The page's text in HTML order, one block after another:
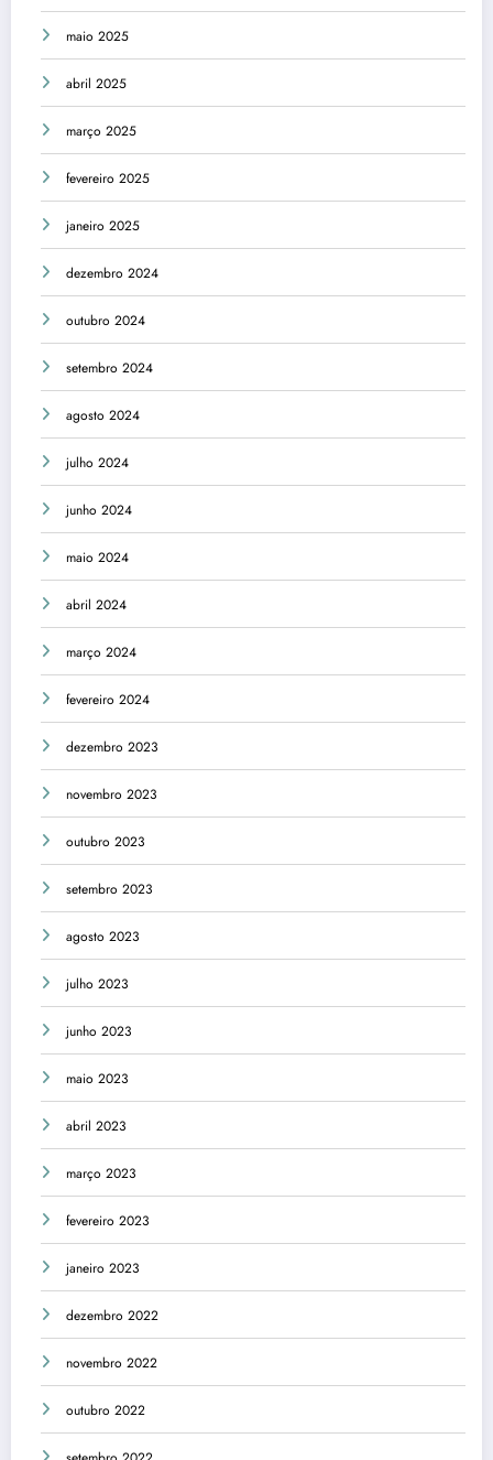
maio 2025
abril 2025
março 2025
fevereiro 2025
janeiro 2025
dezembro 2024
outubro 2024
setembro 2024
agosto 2024
julho 2024
junho 2024
maio 2024
abril 2024
março 2024
fevereiro 2024
dezembro 2023
novembro 2023
outubro 2023
setembro 2023
agosto 2023
julho 2023
junho 2023
maio 2023
abril 2023
março 2023
fevereiro 2023
janeiro 2023
dezembro 2022
novembro 2022
outubro 2022